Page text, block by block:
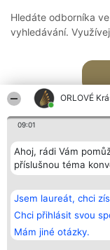
ORLOVÉ
09:01
Ahoj, rádi Vám
příslušnou téma
Jsem laureát, chci
Chci přihlásit svou
Mám jiné otázky.
Hledáte odborníka
vyhledávání.
Bright Side Solutions sp. z o.
o. sp. k.
ul. Ruska 22
Wrocław 50-079
KRS 0000749100 | Regon
381313360 | NIP 8943132676